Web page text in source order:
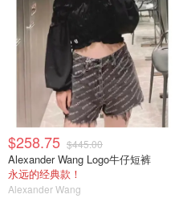
$258.75 $445.00
Alexander Wang Logo牛仔短裤
永远的经典款！
Alexander Wang